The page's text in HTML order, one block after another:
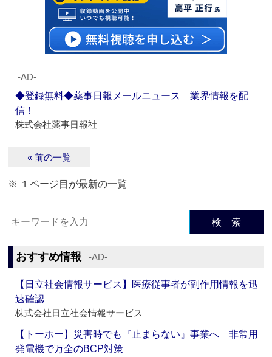
‐AD‐
◆登録無料◆薬事日報メールニュース 業界情報を配
信！
株式会社薬事日報社
« 前の一覧
※ １ページ目が最新の一覧
検 索
おすすめ情報 ‐AD‐
【日立社会情報サービス】医療従事者が副作用情報を迅
速確認
株式会社日立社会情報サービス
【トーホー】災害時でも『止まらない』事業へ 非常用
発電機で万全のBCP対策